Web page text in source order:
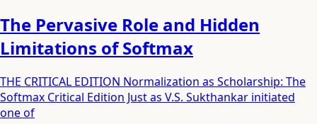
The Pervasive Role and Hidden
Limitations of Softmax
THE CRITICAL EDITION Normalization as Scholarship: The
Softmax Critical Edition Just as V.S. Sukthankar initiated
one of